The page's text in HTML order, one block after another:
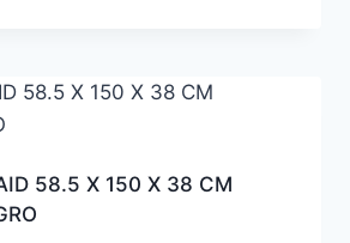
58.5 X 150 X 38 CM